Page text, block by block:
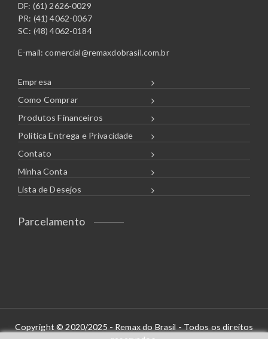
DF: (61) 2626-0029
PR: (41) 4062-0067
SC: (48) 4062-0184
E-mail:comercial@remaxdobrasil.com.br
Empresa
Como Comprar
Produtos Financeiros
Política Entrega e Privacidade
Contato
Minha Conta
Lista de Desejos
Parcelamento
Copyright © 2020/2025 - Remax do Brasil - Todos os direitos